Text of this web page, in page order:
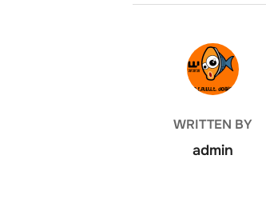
POST AUTHOR
WRITTEN BY
admin